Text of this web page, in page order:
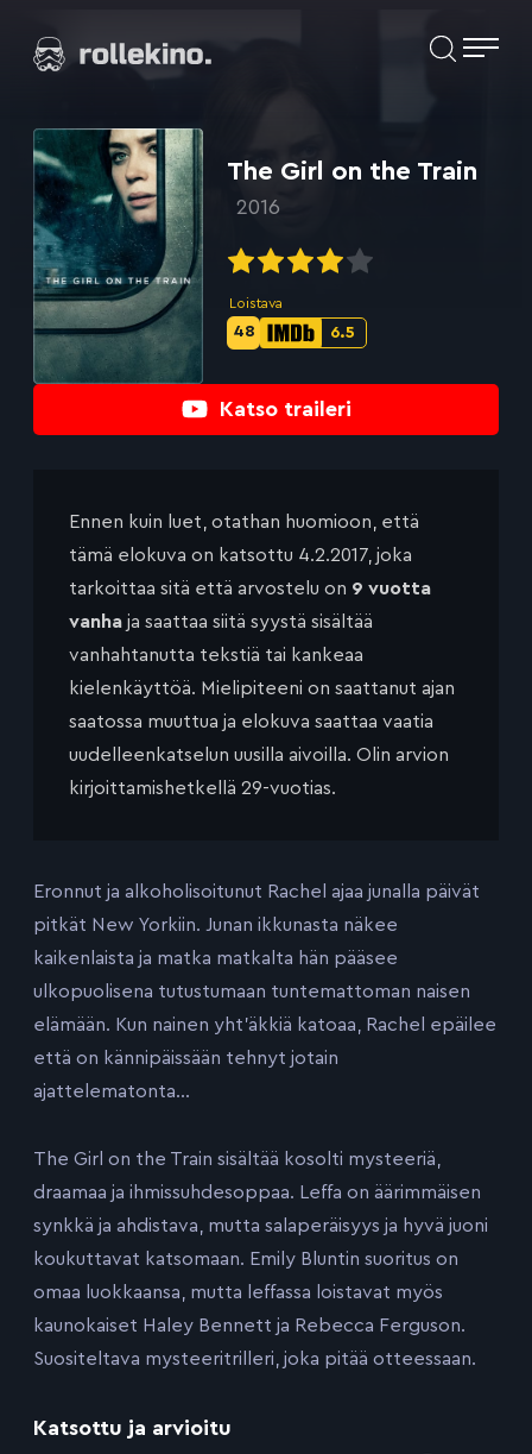
suoraan
Elokuvat ja elokuva-arviot | Rollekino.fi
jälkeen.
Katso traileri
The Girl on the Train
2016
Loistava
IMDb-
6.5
Metascore-
48
Ennen kuin luet, otathan huomioon, että
tämä elokuva on katsottu 4.2.2017, joka
tarkoittaa sitä että arvostelu on 9 vuotta
vanha ja saattaa siitä syystä sisältää
vanhahtanutta tekstiä tai kankeaa
kielenkäyttöä. Mielipiteeni on saattanut ajan
saatossa muuttua ja elokuva saattaa vaatia
uudelleenkatselun uusilla aivoilla. Olin arvion
kirjoittamishetkellä 29-vuotias.
Eronnut ja alkoholisoitunut Rachel ajaa junalla päivät
pitkät New Yorkiin. Junan ikkunasta näkee
kaikenlaista ja matka matkalta hän pääsee
ulkopuolisena tutustumaan tuntemattoman naisen
elämään. Kun nainen yht’äkkiä katoaa, Rachel epäilee
että on kännipäissään tehnyt jotain
ajattelematonta…
The Girl on the Train sisältää kosolti mysteeriä,
draamaa ja ihmissuhdesoppaa. Leffa on äärimmäisen
synkkä ja ahdistava, mutta salaperäisyys ja hyvä juoni
koukuttavat katsomaan. Emily Bluntin suoritus on
omaa luokkaansa, mutta leffassa loistavat myös
kaunokaiset Haley Bennett ja Rebecca Ferguson.
Suositeltava mysteeritrilleri, joka pitää otteessaan.
Katsottu ja arvioitu